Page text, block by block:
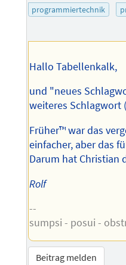
programmiertechnik
Hallo Tabellenkalk,
und "neues
weiteres Schlagwort
Früher™️ war das
einfacher, aber das
Darum hat Christian
Rolf
--
sumpsi - posui -
Beitrag melden